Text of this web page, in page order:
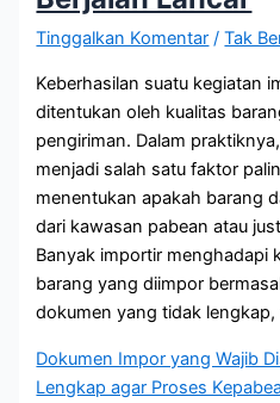
Tinggalkan Komentar /Tak
Keberhasilan suatu kegiatan
ditentukan oleh kualitas
pengiriman. Dalam
menjadi salah satu faktor
menentukan apakah barang
dari kawasan pabean atau
Banyak importir menghadapi
barang yang diimpor
dokumen yang tidak
Dokumen Impor yang Wajib
Lengkap agar Proses